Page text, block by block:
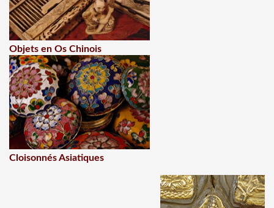
Objets en Os Chinois
Cloisonnés Asiatiques